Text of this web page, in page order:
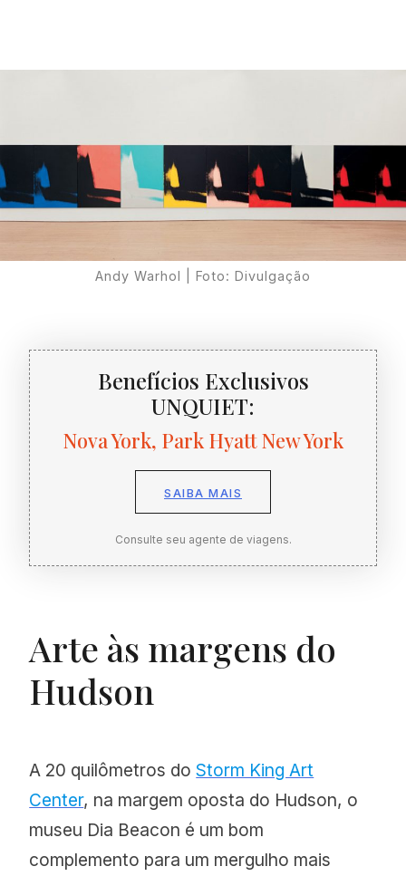
Andy Warhol | Foto: Divulgação
Benefícios Exclusivos
UNQUIET:
Nova York, Park Hyatt New York
SAIBA MAIS
Consulte seu agente de viagens.
Park Hyatt New York
Benefício expirado
Arte às margens do
Hudson
A 20 quilômetros doStorm King Art
Center, na margem oposta do Hudson, o
museu Dia Beacon é um bom
complemento para um mergulho mais